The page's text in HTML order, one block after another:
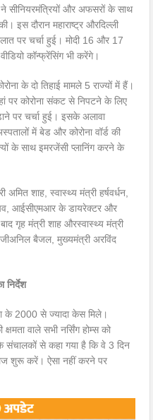
ने सीनियरमंत्रियों और अफसरों के साथ
इस दौरान महाराष्ट्र औरदिल्ली
पर चर्चा हुई। मोदी 16 और 17
कॉन्फ्रेंसिंग भी करेंगे।
के दो तिहाई मामले 5 राज्यों में हैं।
पर कोरोना संकट से निपटने के लिए
पर चर्चा हुई। इसके अलावा
में बेड और कोरोना वॉर्ड की
के साथ इमरजेंसी प्लानिंग करने के
शाह, स्वास्थ्य मंत्री हर्षवर्धन,
आईसीएमआर के डायरेक्टर और
गृह मंत्री शाह औरस्वास्थ्य मंत्री
बैजल, मुख्यमंत्री अरविंद
निर्देश
के 2000 से ज्यादा केस मिले।
वाले सभी नर्सिंग होम्स को
संचालकों से कहा गया है कि वे 3 दिन
शुरू करें। ऐसा नहीं करने पर